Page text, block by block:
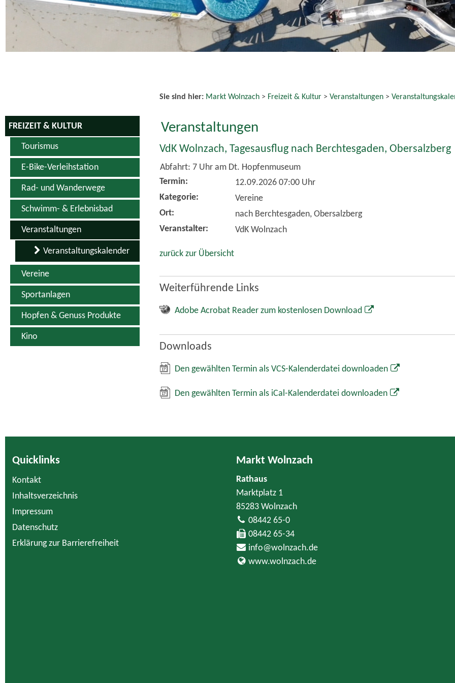
FREIZEIT & KULTUR
Tourismus
E-Bike-Verleihstation
Rad- und Wanderwege
Schwimm- & Erlebnisbad
Veranstaltungen
Veranstaltungskalender
Vereine
Sportanlagen
Hopfen & Genuss Produkte
Kino
Sie sind hier: Markt Wolnzach> Freizeit & Kultur> Veranstaltungen>
Veranstaltungen
VdK Wolnzach, Tagesausflug nach Berchtesgaden, Obersalzberg
Abfahrt: 7 Uhr am Dt. Hopfenmuseum
Termin:
12.09.2026 07:00 Uhr
Kategorie:
Vereine
Ort:
nach Berchtesgaden, Obersalzberg
Veranstalter:
VdK Wolnzach
zurück zur Übersicht
Weiterführende Links
Adobe Acrobat Reader zum kostenlosen Download
Downloads
Den gewählten Termin als VCS-Kalenderdatei downloaden
Den gewählten Termin als iCal-Kalenderdatei downloaden
Quicklinks
Kontakt
Inhaltsverzeichnis
Impressum
Datenschutz
Erklärung zur Barrierefreiheit
Markt Wolnzach
Rathaus
Marktplatz 1
85283 Wolnzach
08442 65-0
08442 65-34
info@wolnzach.de
www.wolnzach.de